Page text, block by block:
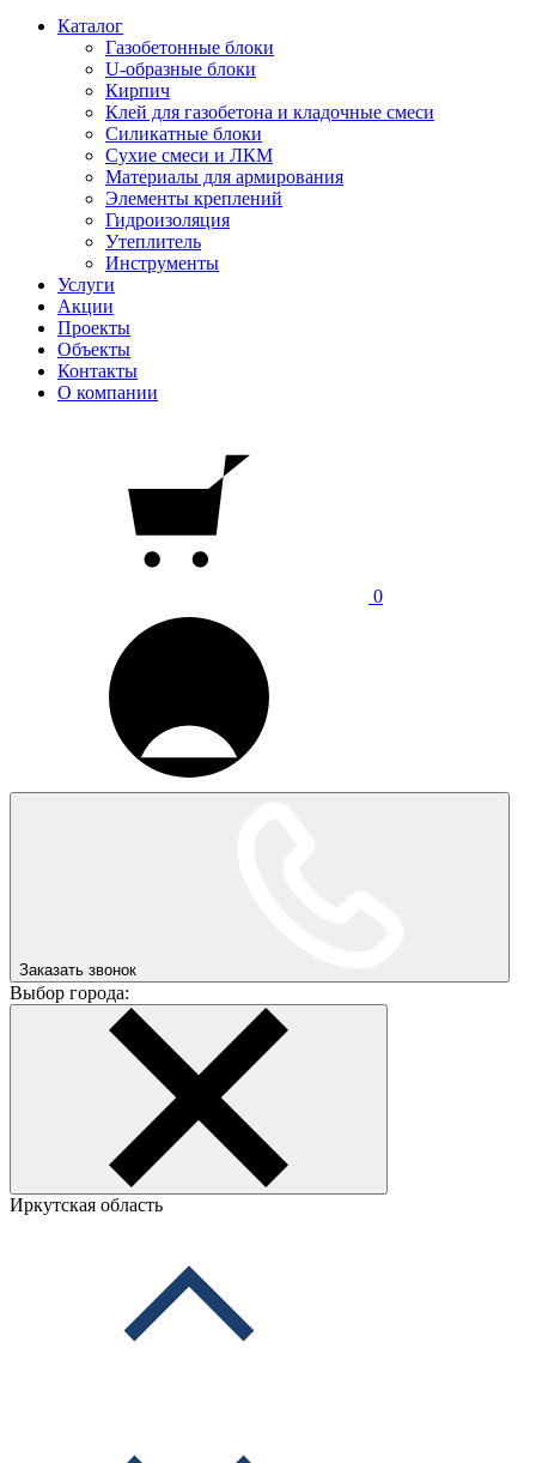
Каталог
Газобетонные блоки
U-образные блоки
Кирпич
Клей для газобетона и кладочные смеси
Силикатные блоки
Сухие смеси и ЛКМ
Материалы для армирования
Элементы креплений
Гидроизоляция
Утеплитель
Инструменты
Услуги
Акции
Проекты
Объекты
Контакты
О компании
0
Заказать звонок
Выбор города:
Иркутская область